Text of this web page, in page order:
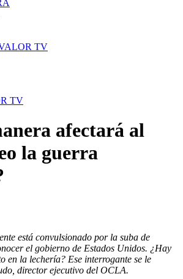
TV
TV
afectará al
la guerra
está convulsionado por la suba de
el gobierno de Estados Unidos. ¿Hay
en la lechería? Ese interrogante se le
director ejecutivo del OCLA.